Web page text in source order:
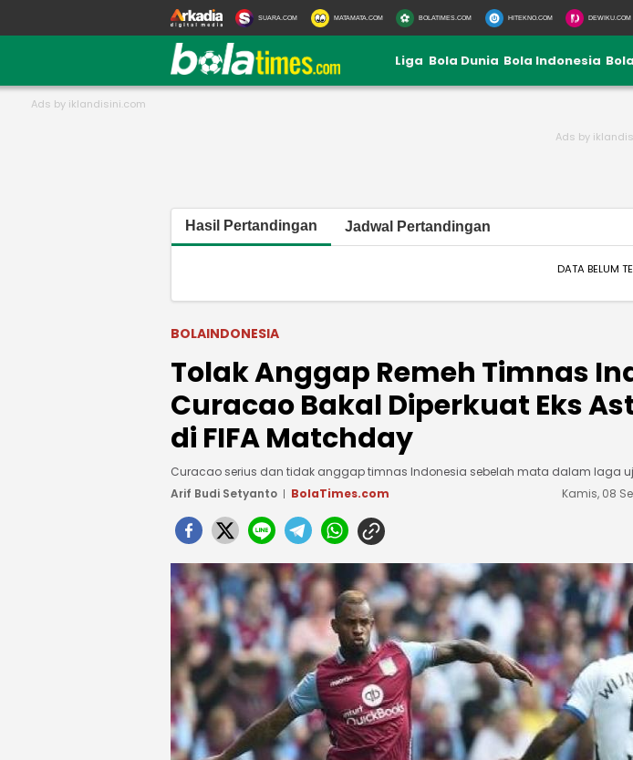
SUARA.COM MATAMATA.COM BOLATIMES.COM HITEKNO.COM DEWIKU.COM
Liga Bola Dunia Bola Indonesia
Hasil Pertandingan Jadwal Pertandingan
DATA BELUM
BOLAINDONESIA
Tolak Anggap Remeh Timnas
Curacao Bakal Diperkuat Eks
di FIFA Matchday
Curacao serius dan tidak anggap timnas Indonesia sebelah mata dalam laga
Arif Budi Setyanto
BolaTimes.com Kamis, 08